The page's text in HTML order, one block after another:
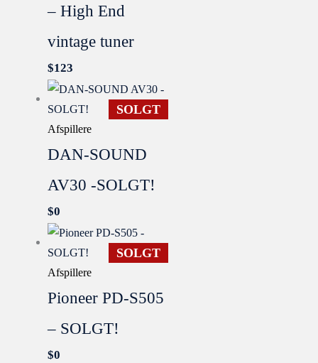
– High End
vintage tuner
$123
SOLGT
Afspillere
DAN-SOUND
AV30 -SOLGT!
$0
SOLGT
Afspillere
Pioneer PD-S505
– SOLGT!
$0